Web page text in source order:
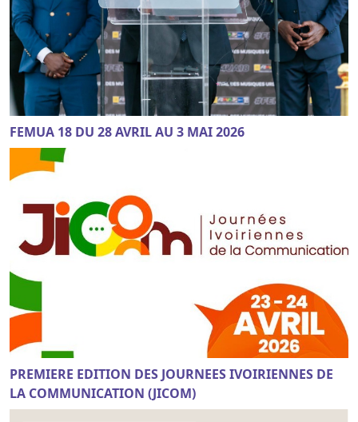
FEMUA 18 DU 28 AVRIL AU 3 MAI 2026
PREMIERE EDITION DES JOURNEES IVOIRIENNES DE
LA COMMUNICATION (JICOM)